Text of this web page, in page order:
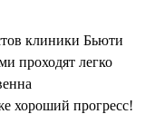
клиники Бьюти
проходят легко
хороший прогресс!